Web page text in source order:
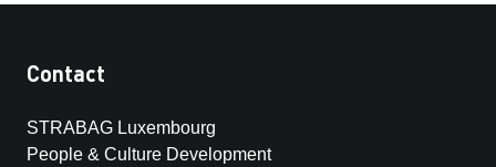
Contact
STRABAG Luxembourg
People & Culture Development